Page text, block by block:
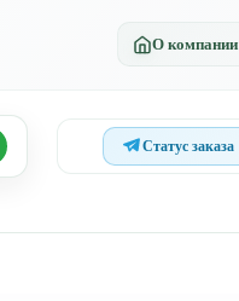
О компании
Статус заказа